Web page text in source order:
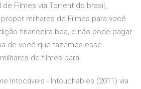
Filmes via Torrent do brasil,
milhares de Filmes para você
financeira boa, e não pode pagar
de você que fazemos esse
de filmes para
Intocáveis - Intouchables (2011) via